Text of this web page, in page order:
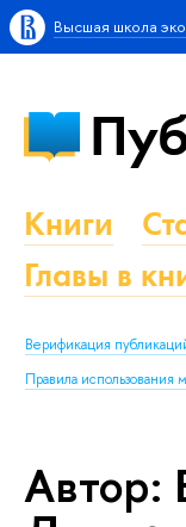
Высшая школа
Книги
Главы в
Верификация
Правила использования
Автор: